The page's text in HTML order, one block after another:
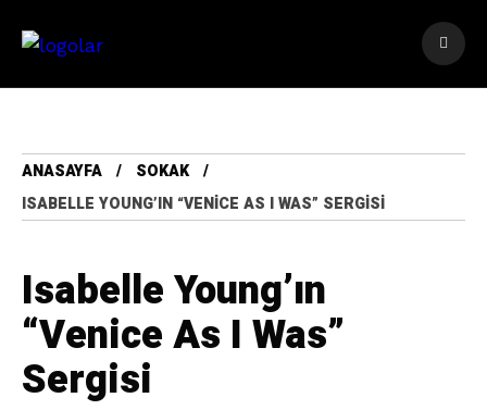
ANASAYFA
SOKAK
ISABELLE YOUNG’IN “VENICE AS I WAS” SERGISI
Isabelle Young’ın
“Venice As I Was”
Sergisi